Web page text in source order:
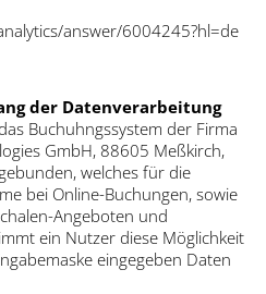
answer/6004245?hl=de
der Datenverarbeitung
Buchuhngssystem der Firma
GmbH, 88605 Meßkirch,
welches für die
bei Online-Buchungen, sowie
Angeboten und
ein Nutzer diese Möglichkeit
eingegeben Daten